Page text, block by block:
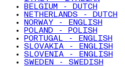
BELGIUM - DUTCH
NETHERLANDS - DUTCH
NORWAY - ENGLISH
POLAND - POLISH
PORTUGAL - ENGLISH
SLOVAKIA - ENGLISH
SLOVENIA - ENGLISH
SWEDEN - SWEDISH